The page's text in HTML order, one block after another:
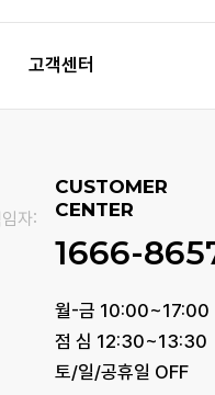
고객센터
자:
CUSTOMER
CENTER
1666-
월-금 10:00~17:00
점 심 12:30~13:30
토/일/공휴일 OFF